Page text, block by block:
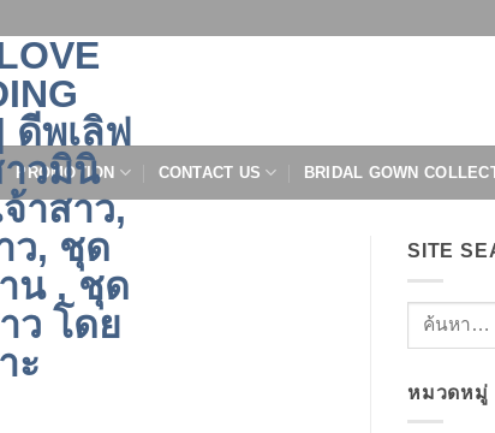
PROMOTION CONTACT US BRIDAL GOWN
SITE
หมวดหมู่